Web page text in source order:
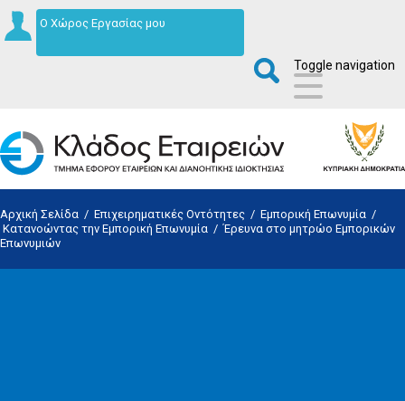
Ο Χώρος Εργασίας μου
Toggle navigation
Αρχική Σελίδα / Επιχειρηματικές Οντότητες / Εμπορική Επωνυμία /
Κατανοώντας την Εμπορική Επωνυμία /Έρευνα στο μητρώο Εμπορικών
Επωνυμιών